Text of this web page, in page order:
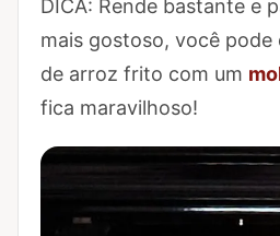
DICA: Rende bastante e
mais gostoso, você
de arroz frito com um
fica maravilhoso!